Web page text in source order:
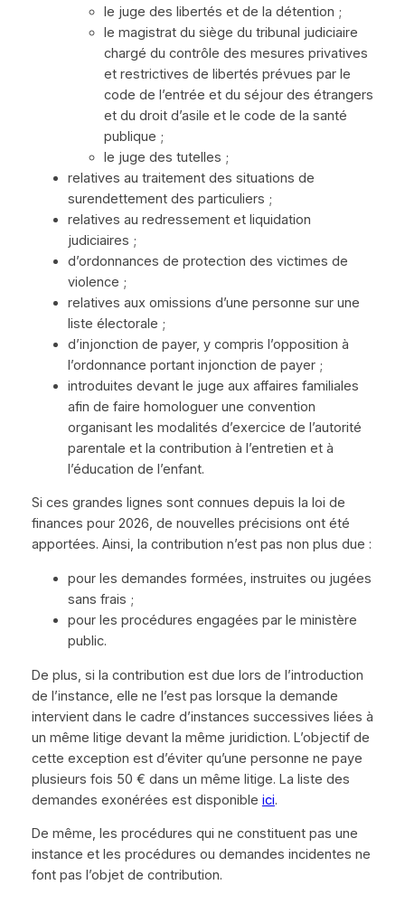
le juge des libertés et de la détention ;
le magistrat du siège du tribunal judiciaire
chargé du contrôle des mesures privatives
et restrictives de libertés prévues par le
code de l’entrée et du séjour des étrangers
et du droit d’asile et le code de la santé
publique ;
le juge des tutelles ;
relatives au traitement des situations de
surendettement des particuliers ;
relatives au redressement et liquidation
judiciaires ;
d’ordonnances de protection des victimes de
violence ;
relatives aux omissions d’une personne sur une
liste électorale ;
d’injonction de payer, y compris l’opposition à
l’ordonnance portant injonction de payer ;
introduites devant le juge aux affaires familiales
afin de faire homologuer une convention
organisant les modalités d’exercice de l’autorité
parentale et la contribution à l’entretien et à
l’éducation de l’enfant.
Si ces grandes lignes sont connues depuis la loi de
finances pour 2026, de nouvelles précisions ont été
apportées. Ainsi, la contribution n’est pas non plus due :
pour les demandes formées, instruites ou jugées
sans frais ;
pour les procédures engagées par le ministère
public.
De plus, si la contribution est due lors de l’introduction
de l’instance, elle ne l’est pas lorsque la demande
intervient dans le cadre d’instances successives liées à
un même litige devant la même juridiction. L’objectif de
cette exception est d’éviter qu’une personne ne paye
plusieurs fois 50 € dans un même litige. La liste des
demandes exonérées est disponible ici.
De même, les procédures qui ne constituent pas une
instance et les procédures ou demandes incidentes ne
font pas l’objet de contribution.